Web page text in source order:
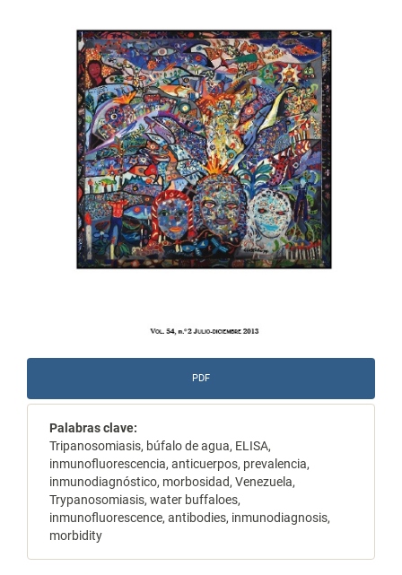
PDF
Palabras clave:
Tripanosomiasis, búfalo de agua, ELISA,
inmunofluorescencia, anticuerpos, prevalencia,
inmunodiagnóstico, morbosidad, Venezuela,
Trypanosomiasis, water buffaloes,
inmunofluorescence, antibodies, inmunodiagnosis,
morbidity